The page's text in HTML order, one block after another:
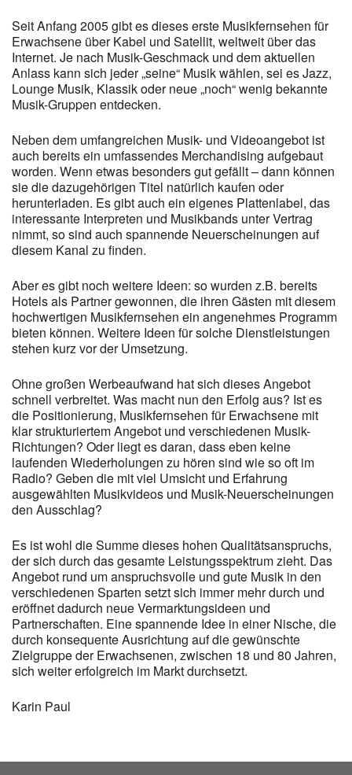
Seit Anfang 2005 gibt es dieses erste Musikfernsehen für
Erwachsene über Kabel und Satellit, weltweit über das
Internet. Je nach Musik-Geschmack und dem aktuellen
Anlass kann sich jeder „seine“ Musik wählen, sei es Jazz,
Lounge Musik, Klassik oder neue „noch“ wenig bekannte
Musik-Gruppen entdecken.
Neben dem umfangreichen Musik- und Videoangebot ist
auch bereits ein umfassendes Merchandising aufgebaut
worden. Wenn etwas besonders gut gefällt – dann können
sie die dazugehörigen Titel natürlich kaufen oder
herunterladen. Es gibt auch ein eigenes Plattenlabel, das
interessante Interpreten und Musikbands unter Vertrag
nimmt, so sind auch spannende Neuerscheinungen auf
diesem Kanal zu finden.
Aber es gibt noch weitere Ideen: so wurden z.B. bereits
Hotels als Partner gewonnen, die ihren Gästen mit diesem
hochwertigen Musikfernsehen ein angenehmes Programm
bieten können. Weitere Ideen für solche Dienstleistungen
stehen kurz vor der Umsetzung.
Ohne großen Werbeaufwand hat sich dieses Angebot
schnell verbreitet. Was macht nun den Erfolg aus? Ist es
die Positionierung, Musikfernsehen für Erwachsene mit
klar strukturiertem Angebot und verschiedenen Musik-
Richtungen? Oder liegt es daran, dass eben keine
laufenden Wiederholungen zu hören sind wie so oft im
Radio? Geben die mit viel Umsicht und Erfahrung
ausgewählten Musikvideos und Musik-Neuerscheinungen
den Ausschlag?
Es ist wohl die Summe dieses hohen Qualitätsanspruchs,
der sich durch das gesamte Leistungsspektrum zieht. Das
Angebot rund um anspruchsvolle und gute Musik in den
verschiedenen Sparten setzt sich immer mehr durch und
eröffnet dadurch neue Vermarktungsideen und
Partnerschaften. Eine spannende Idee in einer Nische, die
durch konsequente Ausrichtung auf die gewünschte
Zielgruppe der Erwachsenen, zwischen 18 und 80 Jahren,
sich weiter erfolgreich im Markt durchsetzt.
Karin Paul